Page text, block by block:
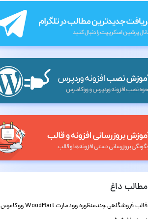
مطالب داغ
قالب فروشگاهی چندمنظوره وودمارت WoodMart ووکامرس